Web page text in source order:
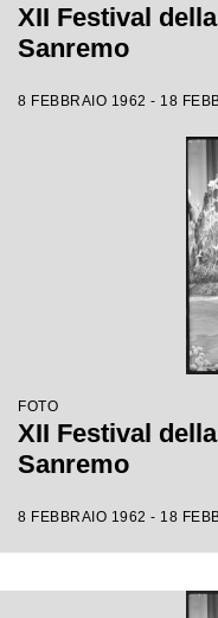
XII Festival
Sanremo
8 FEBBRAIO 1962 - 18
FOTO
XII Festival
Sanremo
8 FEBBRAIO 1962 - 18